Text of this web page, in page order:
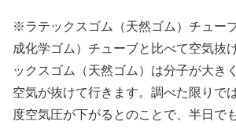
※ラテックスゴム（天然ゴム）チュー
成化学ゴム）チューブと比べて空気抜
ックスゴム（天然ゴム）は分子が大き
空気が抜けて行きます。調べた限りで
度空気圧が下がるとのことで、半日で